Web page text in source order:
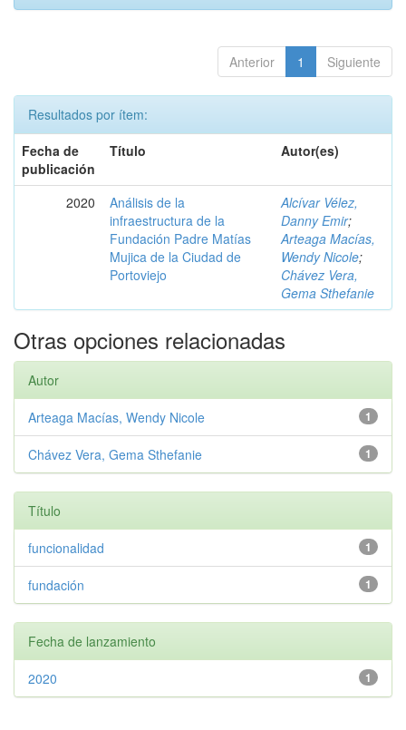
Anterior 1 Siguiente
Resultados por ítem:
Fecha de
publicación
Título Autor(es)
2020
Análisis de la
infraestructura de la
Fundación Padre Matías
Mujica de la Ciudad de
Portoviejo
Alcívar Vélez,
Danny Emir;
Arteaga Macías,
Wendy Nicole;
Chávez Vera,
Gema Sthefanie
Otras opciones relacionadas
Autor
1
Arteaga Macías, Wendy Nicole
1
Chávez Vera, Gema Sthefanie
Título
1
funcionalidad
1
fundación
Fecha de lanzamiento
1
2020